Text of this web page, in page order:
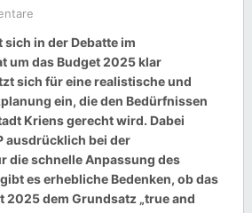
sich in der Debatte im
um das Budget 2025 klar
sich für eine realistische und
ein, die den Bedürfnissen
Kriens gerecht wird. Dabei
ausdrücklich bei der
die schnelle Anpassung des
es erhebliche Bedenken, ob das
2025 dem Grundsatz „true and